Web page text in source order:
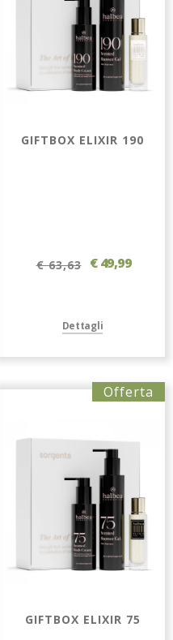
GIFTBOX ELIXIR 190
€ 63,63 € 49,99
Dettagli
Offerta
GIFTBOX ELIXIR 75